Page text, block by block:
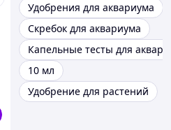
Удобрения для аквариума
Скребок для аквариума
Капельные тесты для
10 мл
Удобрение для растений